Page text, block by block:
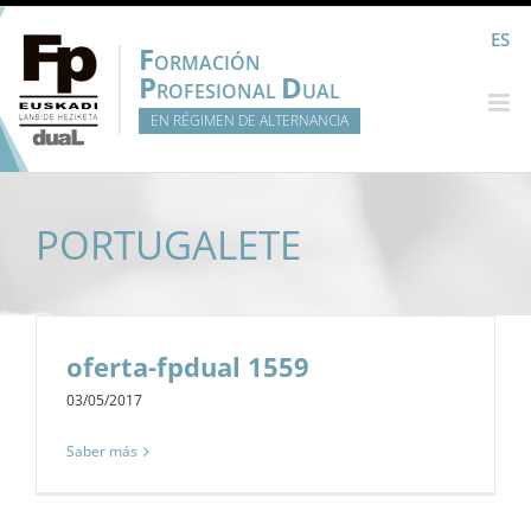
Saltar
contenido
ES
FORMACIÓN
PROFESIONAL DUAL
EN RÉGIMEN DE ALTERNANCIA
PORTUGALETE
oferta-fpdual 1559
03/05/2017
Saber más